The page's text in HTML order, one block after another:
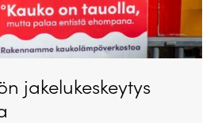
jakelukeskeytys